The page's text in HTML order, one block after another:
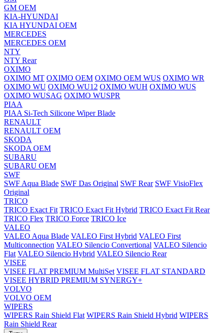
GM OEM
KIA-HYUNDAI
KIA HYUNDAI OEM
MERCEDES
MERCEDES OEM
NTY
NTY Rear
OXIMO
OXIMO MT OXIMO OEM OXIMO OEM WUS OXIMO WR
OXIMO WU OXIMO WU12 OXIMO WUH OXIMO WUS
OXIMO WUSAG OXIMO WUSPR
PIAA
PIAA Si-Tech Silicone Wiper Blade
RENAULT
RENAULT OEM
SKODA
SKODA OEM
SUBARU
SUBARU OEM
SWF
SWF Aqua Blade SWF Das Original SWF Rear SWF VisioFlex
Original
TRICO
TRICO Exact Fit TRICO Exact Fit Hybrid TRICO Exact Fit Rear
TRICO Flex TRICO Force TRICO Ice
VALEO
VALEO Aqua Blade VALEO First Hybrid VALEO First
Multiconnection VALEO Silencio Convertional VALEO Silencio
Flat VALEO Silencio Hybrid VALEO Silencio Rear
VISEE
VISEE FLAT PREMIUM MultiSet VISEE FLAT STANDARD
VISEE HYBRID PREMIUM SYNERGY+
VOLVO
VOLVO OEM
WIPERS
WIPERS Rain Shield Flat WIPERS Rain Shield Hybrid WIPERS
Rain Shield Rear